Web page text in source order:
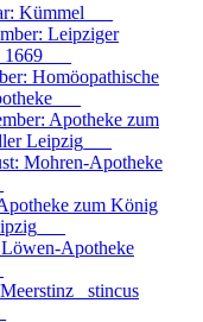
Kümmel___
Leipziger
Homöopathische
Apotheke zum
Leipzig___
Mohren-Apotheke
zum König
Apotheke
stincus